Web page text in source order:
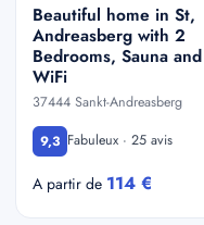
Beautiful home in St,
Andreasberg with 2
Bedrooms, Sauna and
WiFi
37444 Sankt-Andreasberg
9,3 Fabuleux · 25 avis
A partir de 114 €